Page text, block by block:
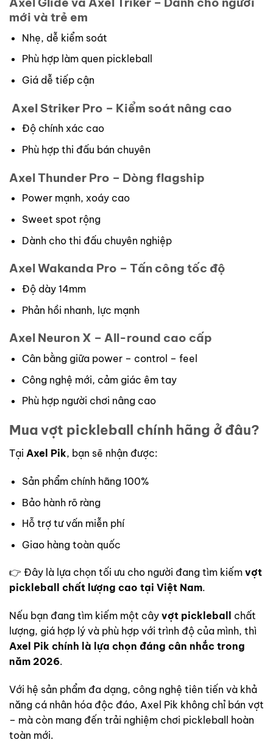
mới và trẻ em
Nhẹ, dễ kiểm soát
Phù hợp làm quen pickleball
Giá dễ tiếp cận
Axel Striker Pro – Kiểm soát nâng cao
Độ chính xác cao
Phù hợp thi đấu bán chuyên
Axel Thunder Pro – Dòng flagship
Power mạnh, xoáy cao
Sweet spot rộng
Dành cho thi đấu chuyên nghiệp
Axel Wakanda Pro – Tấn công tốc độ
Độ dày 14mm
Phản hồi nhanh, lực mạnh
Axel Neuron X – All-round cao cấp
Cân bằng giữa power – control – feel
Công nghệ mới, cảm giác êm tay
Phù hợp người chơi nâng cao
Mua vợt pickleball chính hãng ở đâu?
Tại Axel Pik, bạn sẽ nhận được:
Sản phẩm chính hãng 100%
Bảo hành rõ ràng
Hỗ trợ tư vấn miễn phí
Giao hàng toàn quốc
👉 Đây là lựa chọn tối ưu cho người đang tìm kiếm vợt
pickleball chất lượng cao tại Việt Nam.
Nếu bạn đang tìm kiếm một cây vợt pickleball
chất
lượng, giá hợp lý và phù hợp với trình độ của mình, thì
Axel Pik chính là lựa chọn đáng cân nhắc trong
năm 2026.
Với hệ sản phẩm đa dạng, công nghệ tiên tiến và khả
năng cá nhân hóa độc đáo, Axel Pik không chỉ bán vợt
– mà còn mang đến trải nghiệm chơi pickleball hoàn
toàn mới.